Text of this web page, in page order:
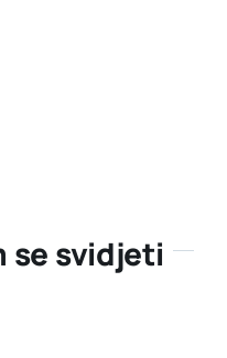
se svidjeti